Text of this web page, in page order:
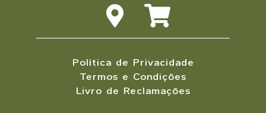
Política de Privacidade
Termos e Condições
Livro de Reclamações